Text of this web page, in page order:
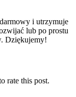
i utrzymuje
lub po prostu
Dziękujemy!
rate this post.